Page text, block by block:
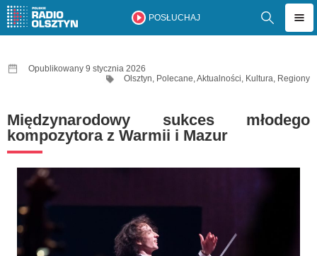
POSŁUCHAJ
Opublikowany 9 stycznia 2026
Olsztyn, Polecane,Aktualności, Kultura, Regiony
Międzynarodowy sukces młodego
kompozytora z Warmii i Mazur